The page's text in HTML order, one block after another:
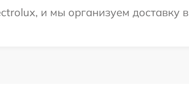
и мы организуем доставку в